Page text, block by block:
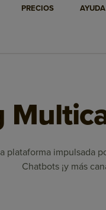
PRECIOS AYUDA
plataforma impulsada
Chatbots ¡y más